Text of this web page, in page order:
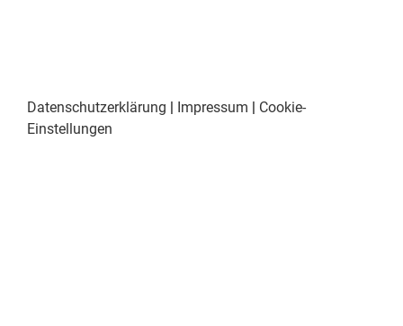
Datenschutzerklärung | Impressum | Cookie-
Einstellungen